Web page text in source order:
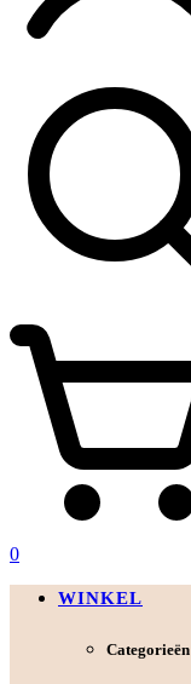
0
WINKEL
Categorieën